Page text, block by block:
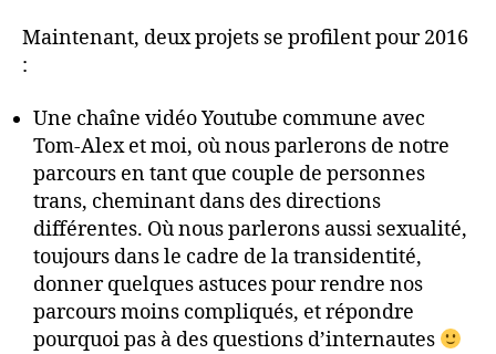
Maintenant, deux projets se profilent pour 2016
:
Une chaîne vidéo Youtube commune avec
Tom-Alex et moi, où nous parlerons de notre
parcours en tant que couple de personnes
trans, cheminant dans des directions
différentes. Où nous parlerons aussi sexualité,
toujours dans le cadre de la transidentité,
donner quelques astuces pour rendre nos
parcours moins compliqués, et répondre
pourquoi pas à des questions d’internautes